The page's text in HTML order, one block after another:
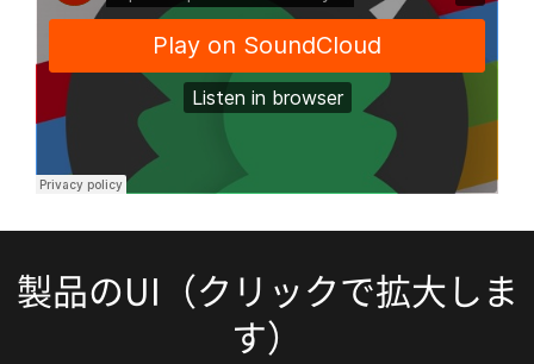
製品のUI（クリックで拡大しま
す）